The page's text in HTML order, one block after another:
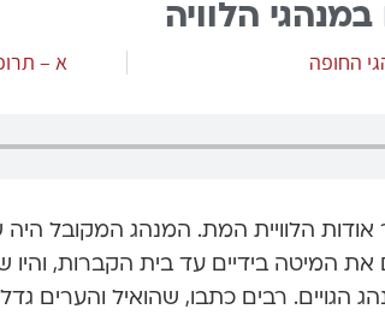
במנהגי הלוויה
החופה א –
אודות הלוויית המת. המנהג המקובל
את המיטה בידיים עד בית הקברות,
הגויים. רבים כתבו, שהואיל והערים